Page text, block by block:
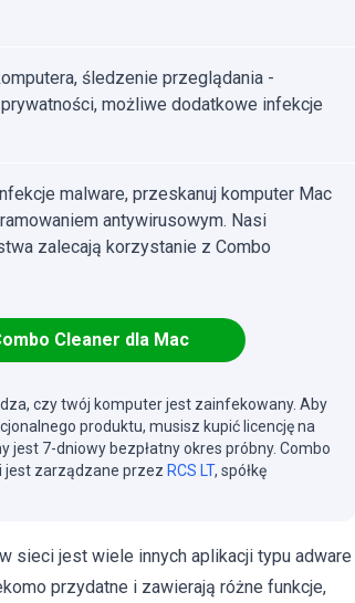
śledzenie przeglądania -
możliwe dodatkowe infekcje
malware, przeskanuj komputer Mac
antywirusowym. Nasi
zalecają korzystanie z Combo
Cleaner dla Mac
czy twój komputer jest zainfekowany. Aby
produktu, musisz kupić licencję na
jest 7-dniowy bezpłatny okres próbny. Combo
jest zarządzane przez RCS LT, spółkę
sieci jest wiele innych aplikacji typu adware
przydatne i zawierają różne funkcje,